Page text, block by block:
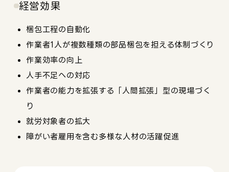
経営効果
梱包工程の自動化
作業者1人が複数種類の部品梱包を担える体制づくり
作業効率の向上
人手不足への対応
作業者の能力を拡張する「人間拡張」型の現場づく
り
就労対象者の拡大
障がい者雇用を含む多様な人材の活躍促進